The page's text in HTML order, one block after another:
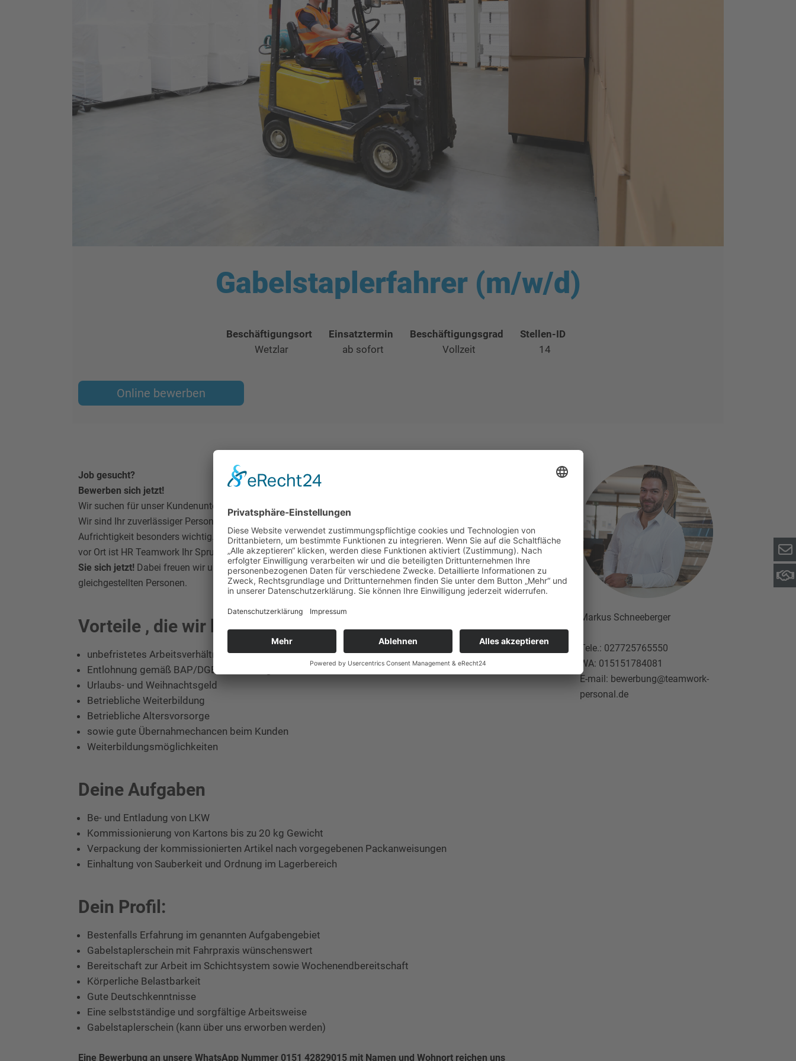
Gabelstaplerfahrer (m/w/d)
Beschäftigungsort
Wetzlar
Einsatztermin
ab sofort
Beschäftigungsgrad
Vollzeit
Stellen-ID
14
Online bewerben
Job gesucht?
Bewerben sich jetzt!
Wir suchen für unser Kundenunternehmen zuverlässige
Gabelstaplerfahrer (m/w/d)
Wir sind Ihr zuverlässiger Personaldienstleister im Raum Lahn-Dill. Für uns sind Vertrauen, Fairness und
Aufrichtigkeit besonders wichtig. Dank unserer vertrauensvollen Kontakte zu Personalentscheidern (m/w/d)
vor Ort ist HR Teamwork Ihr Sprungbrett. Gehen Sie mit HR Teamwork den nächsten Schritt undbewerben
Sie sich jetzt! Dabei freuen wir uns auch über Bewerbungen von Menschen mit Behinderung und
gleichgestellten Personen.
Vorteile , die wir bieten
unbefristetes Arbeitsverhältnis
Entlohnung gemäß BAP/DGB Tarifvertrag
Urlaubs- und Weihnachtsgeld
Betriebliche Weiterbildung
Betriebliche Altersvorsorge
sowie gute Übernahmechancen beim Kunden
Weiterbildungsmöglichkeiten
Deine Aufgaben
Be- und Entladung von LKW
Kommissionierung von Kartons bis zu 20 kg Gewicht
Verpackung der kommissionierten Artikel nach vorgegebenen Packanweisungen
Einhaltung von Sauberkeit und Ordnung im Lagerbereich
Dein Profil:
Bestenfalls Erfahrung im genannten Aufgabengebiet
Gabelstaplerschein mit Fahrpraxis wünschenswert
Bereitschaft zur Arbeit im Schichtsystem sowie Wochenendbereitschaft
Körperliche Belastbarkeit
Gute Deutschkenntnisse
Eine selbstständige und sorgfältige Arbeitsweise
Gabelstaplerschein (kann über uns erworben werden)
Eine Bewerbung an unsere WhatsApp Nummer 0151 42829015 mit Namen und Wohnort reichen uns
Markus Schneeberger
Tele.: 027725765550
WA: 015151784081
E-mail: bewerbung@teamwork-
personal.de